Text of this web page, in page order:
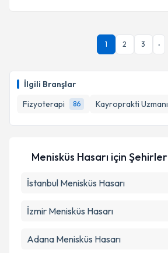
İlgili Branşlar
Fizyoterapi
86 Kayroprakti Uzmanı
1 2 3 ›
Menisküs Hasarı için Şehirler
İstanbul Menisküs Hasarı
İzmir Menisküs Hasarı
Adana Menisküs Hasarı